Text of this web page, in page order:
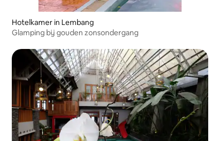
Hotelkamer in Lembang
Glamping bij gouden zonsondergang